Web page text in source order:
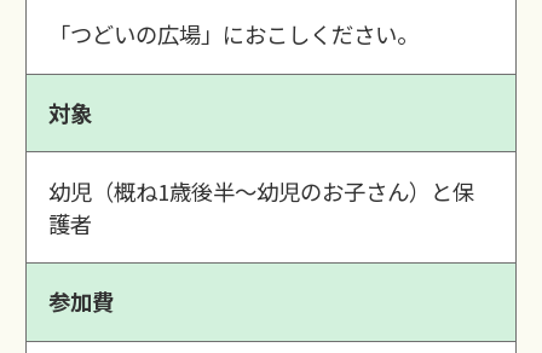
「つどいの広場」におこしください。
対象
幼児（概ね1歳後半～幼児のお子さん）と保
護者
参加費